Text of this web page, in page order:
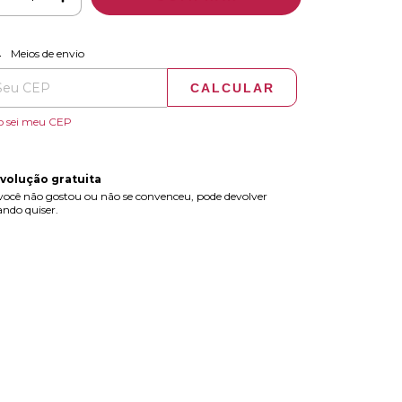
para o CEP:
Meios de envio
CALCULAR
sei meu CEP
gratuita
não gostou ou não se convenceu, pode devolver
quiser.